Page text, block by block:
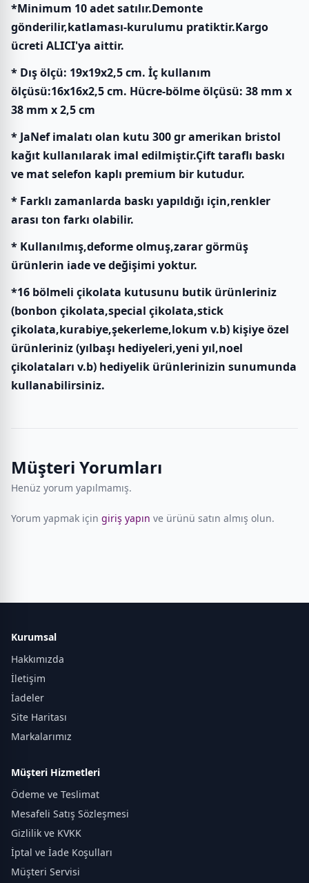
*Minimum 10 adet satılır.Demonte
gönderilir,katlaması-kurulumu pratiktir.Kargo
ücreti ALICI'ya aittir.
* Dış ölçü: 19x19x2,5 cm. İç kullanım
ölçüsü:16x16x2,5 cm. Hücre-bölme ölçüsü: 38 mm x
38 mm x 2,5 cm
* JaNef imalatı olan kutu 300 gr amerikan bristol
kağıt kullanılarak imal edilmiştir.Çift taraflı baskı
ve mat selefon kaplı premium bir kutudur.
* Farklı zamanlarda baskı yapıldığı için,renkler
arası ton farkı olabilir.
* Kullanılmış,deforme olmuş,zarar görmüş
ürünlerin iade ve değişimi yoktur.
*16 bölmeli çikolata kutusunu butik ürünleriniz
(bonbon çikolata,special çikolata,stick
çikolata,kurabiye,şekerleme,lokum v.b) kişiye özel
ürünleriniz (yılbaşı hediyeleri,yeni yıl,noel
çikolataları v.b) hediyelik ürünlerinizin sunumunda
kullanabilirsiniz.
Müşteri Yorumları
Henüz yorum yapılmamış.
Yorum yapmak için giriş yapın ve ürünü satın almış olun.
Kurumsal
Hakkımızda
İletişim
İadeler
Site Haritası
Markalarımız
Müşteri Hizmetleri
Ödeme ve Teslimat
Mesafeli Satış Sözleşmesi
Gizlilik ve KVKK
İptal ve İade Koşulları
Müşteri Servisi